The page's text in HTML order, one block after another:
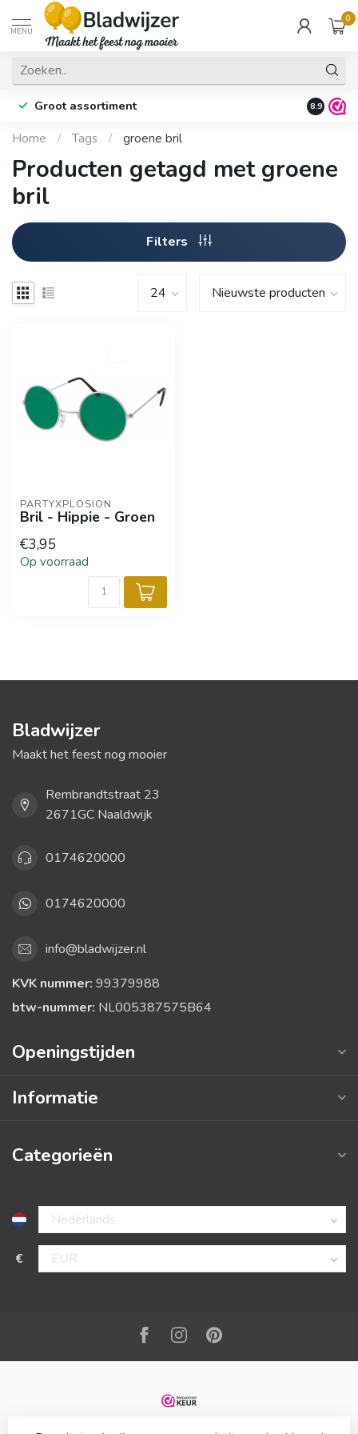
MENU
0
Groot assortiment Fysieke
8.9
Home / Tags / groene bril
Producten getagd met groene
bril
Filters
PARTYXPLOSION
Bril - Hippie - Groen
€3,95
Op voorraad
Bladwijzer
Maakt het feest nog mooier
Rembrandtstraat 23
2671GC Naaldwijk
0174620000
0174620000
info@bladwijzer.nl
KVK nummer: 99379988
btw-nummer: NL005387575B64
Openingstijden
Informatie
Categorieën
€